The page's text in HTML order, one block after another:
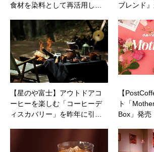
食材を染料として再活用し…
ブレンド
【星のや富士】アウトドアコ
ーヒーを楽しむ「コーヒーデ
ィスカバリー」を昨年に引…
【
ト「
Box」発売